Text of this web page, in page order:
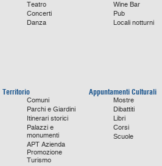
Teatro
Concerti
Danza
Wine Bar
Pub
Locali notturni
Territorio
Comuni
Parchi e Giardini
Itinerari storici
Palazzi e
monumenti
APT Azienda
Promozione
Turismo
Appuntamenti Culturali
Mostre
Dibattiti
Libri
Corsi
Scuole